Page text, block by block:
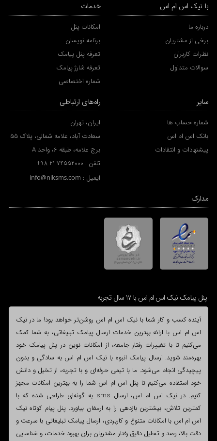
با نیک اس ام اس
درباره ما
برخی از مشتریان
نظرات کاربران
سوالات متداول
خدمات
امکانات پنل
برنامه نویسان
تعرفه پنل پیامک
تعرفه شارژ پیامک
شماره اختصاصی
سایر
شماره حساب ها
بانک اس ام اس
پیشنهادات و انتقادات
راه‌های ارتباطی
ایران، تهران
سعادت آباد، علامه شمالی، پلاک 55
برج علامه، طبقه 6، واحد A
تلفن : +98 21 74552000
ایمیل : info@niksms.com
مدارک
پنل پیامک نیک اس ام اس با 17 سال تجربه
آینده کسب و کار شما با نیک اس ام اس روشن‌تر خواهد بود! ما در نیک
اس ام اس با ارائه بهترین خدمات ارسال پیامک تبلیغاتی، به شما کمک
می‌کنیم تا با تغییرات رفتار جامعه، از امکانات نوین در پنل پیامک خود
بهره‌مند شوید. ارسال پیامک انبوه با نیک اس ام اس به سادگی و بدون
پیچیدگی انجام می‌شود. ما با تیمی حرفه‌ای و با تجربه، از تخیل و دانش
خود استفاده می‌کنیم تا پنل اس ام اس شما را به بهترین امکانات مجهز
کنیم. در نیک اس ام اس، ارسال sms به گونه‌ای طراحی شده که با
کمترین تلاش، بیشترین بازدهی را به ارمغان بیاورد. پنل پیام کوتاه نیک
اس ام اس با امکانات متنوع و کاربردی، ارسال پیامک تبلیغاتی با سرعت و
دقت بالا، رصد و تحلیل دقیق رفتار مشتریان برای بهبود خدمات، و شناسایی